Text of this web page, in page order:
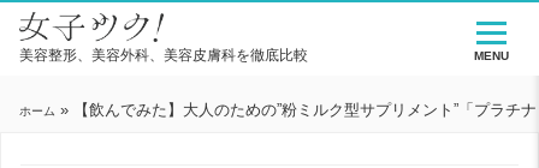
美容整形、美容外科、美容皮膚科を徹底比較
ホーム » 【飲んでみた】大人のための”粉ミルク型サプリメント”「プラチ
MENU